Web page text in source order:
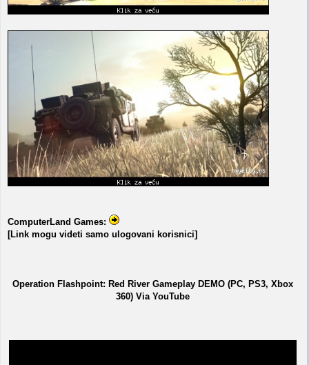
ComputerLand Games:
[Link mogu videti samo ulogovani korisnici]
Operation Flashpoint: Red River Gameplay DEMO (PC, PS3, Xbox
360) Via YouTube